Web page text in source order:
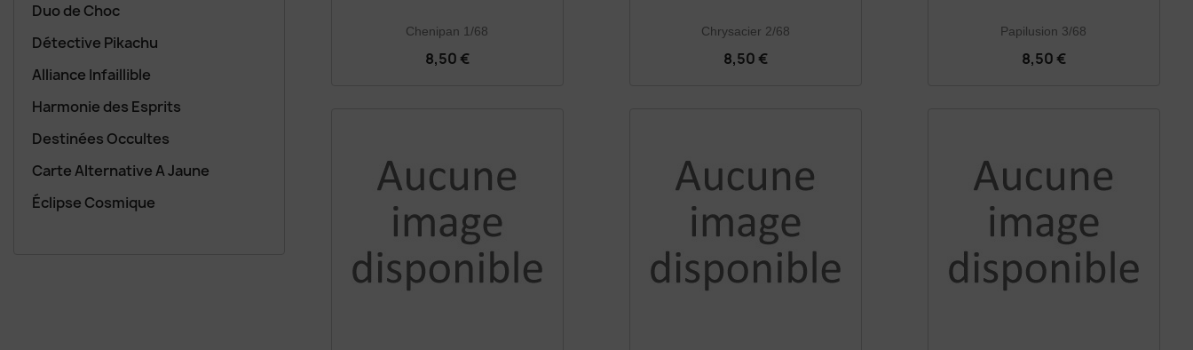
Duo de Choc
Détective Pikachu
Alliance Infaillible
Harmonie des Esprits
Destinées Occultes
Carte Alternative A Jaune
Éclipse Cosmique
Chenipan 1/68
8,50 €
Chrysacier 2/68
8,50 €
Papilusion 3/68
8,50 €